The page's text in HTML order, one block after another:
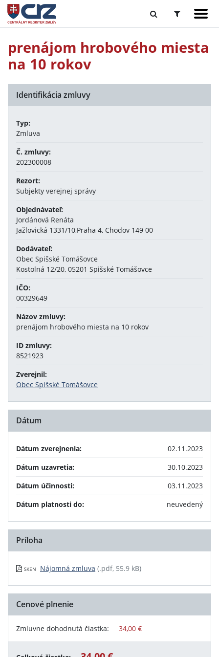
prenájom hrobového miesta
na 10 rokov
Identifikácia zmluvy
Typ:
Zmluva
Č. zmluvy:
202300008
Rezort:
Subjekty verejnej správy
Objednávateľ:
Jordánová Renáta
Jažlovická 1331/10,Praha 4, Chodov 149 00
Dodávateľ:
Obec Spišské Tomášovce
Kostolná 12/20, 05201 Spišské Tomášovce
IČO:
00329649
Názov zmluvy:
prenájom hrobového miesta na 10 rokov
ID zmluvy:
8521923
Zverejnil:
Obec Spišské Tomášovce
Dátum
Dátum zverejnenia:
02.11.2023
Dátum uzavretia:
30.10.2023
Dátum účinnosti:
03.11.2023
Dátum platnosti do:
neuvedený
Príloha
SKEN Nájomná zmluva (.pdf, 55.9 kB)
Cenové plnenie
Zmluvne dohodnutá čiastka: 34,00 €